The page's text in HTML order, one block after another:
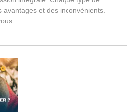
avantages et des inconvénients.